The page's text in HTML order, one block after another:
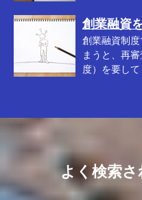
創業融資
創業融資制
まうと、再
度）を要して
よく検索さ